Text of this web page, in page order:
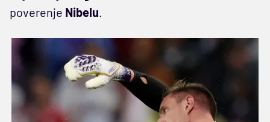
poverenje Nibelu.